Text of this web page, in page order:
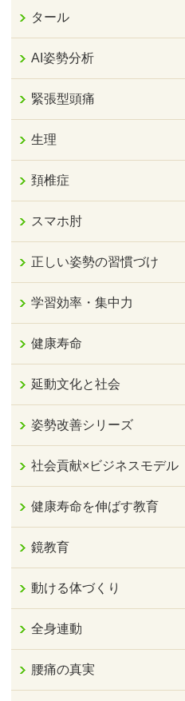
タール
AI姿勢分析
緊張型頭痛
生理
頚椎症
スマホ肘
正しい姿勢の習慣づけ
学習効率・集中力
健康寿命
延動文化と社会
姿勢改善シリーズ
社会貢献×ビジネスモデル
健康寿命を伸ばす教育
鏡教育
動ける体づくり
全身連動
腰痛の真実